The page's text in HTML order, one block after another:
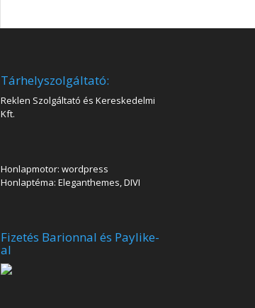
Tárhelyszolgáltató:
Reklen Szolgáltató és Kereskedelmi
Kft.
Honlapmotor: wordpress
Honlaptéma: Eleganthemes, DIVI
Fizetés Barionnal és Paylike-
al